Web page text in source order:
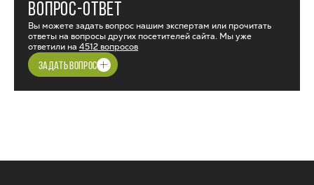
ВОПРОС-ОТВЕТ
Вы можете задать вопрос нашим экспертам или прочитать
ответы на вопросы других посетителей сайта. Мы уже
ответили на 4512 вопросов
ЗАДАТЬ ВОПРОС